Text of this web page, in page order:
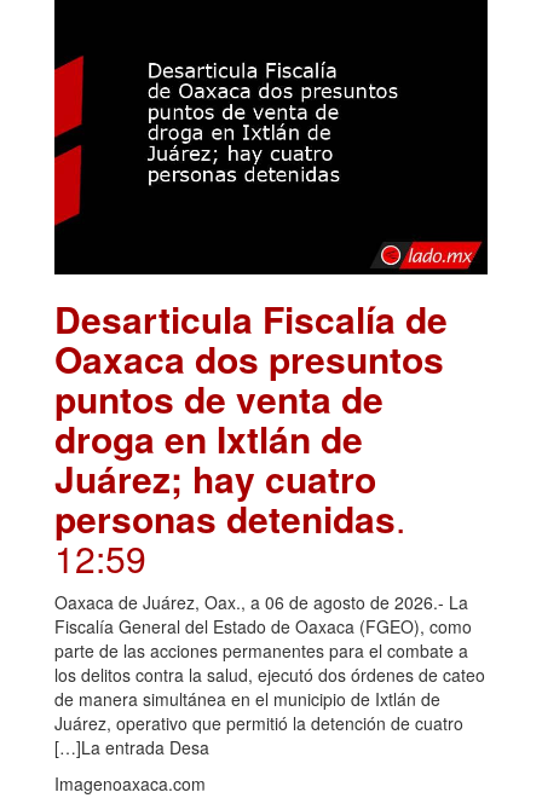
Desarticula Fiscalía de
Oaxaca dos presuntos
puntos de venta de
droga en Ixtlán de
Juárez; hay cuatro
personas detenidas.
12:59
Oaxaca de Juárez, Oax., a 06 de agosto de 2026.- La
Fiscalía General del Estado de Oaxaca (FGEO), como
parte de las acciones permanentes para el combate a
los delitos contra la salud, ejecutó dos órdenes de cateo
de manera simultánea en el municipio de Ixtlán de
Juárez, operativo que permitió la detención de cuatro
[…]La entrada Desa
Imagenoaxaca.com